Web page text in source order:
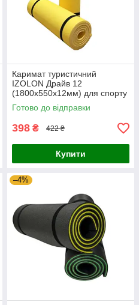
Каримат туристичний
IZOLON Драйв 12
(1800х550х12мм) для спорту
та відпочинку похідний
м'який до намету
Готово до відправки
398 ₴ 422 ₴
Купити
–4%